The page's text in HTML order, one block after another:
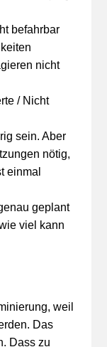
befahrbar
nicht
/ Nicht
sein. Aber
nötig,
einmal
geplant
viel kann
weil
Das
Dass zu